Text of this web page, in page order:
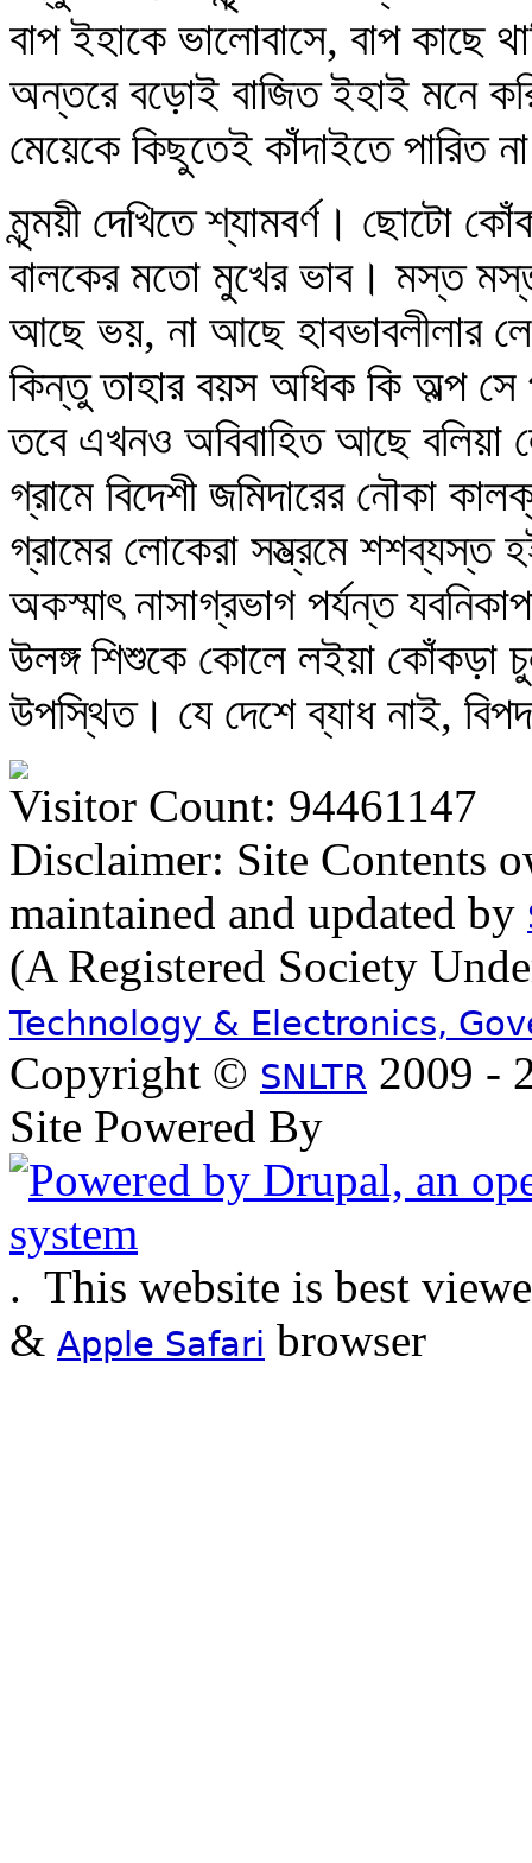
বাপ ইহাকে ভালোবাসে, বাপ কাছে
অন্তরে বড়োই বাজিত ইহাই মনে
মেয়েকে কিছুতেই কাঁদাইতে পারিত
মৃন্ময়ী দেখিতে শ্যামবর্ণ। ছোটো
বালকের মতো মুখের ভাব। মস্ত
আছে ভয়, না আছে হাবভাবলীলার
কিন্তু তাহার বয়স অধিক কি অল্প
তবে এখনও অবিবাহিত আছে বলিয়া
গ্রামে বিদেশী জমিদারের নৌকা
গ্রামের লোকেরা সম্ভ্রমে শশব্যস্ত
অকস্মাৎ নাসাগ্রভাগ পর্যন্ত
উলঙ্গ শিশুকে কোলে লইয়া কোঁকড়া
উপস্থিত। যে দেশে ব্যাধ নাই,
Visitor Count: 94461147
Disclaimer: Site Contents
maintained and updated by
(A Registered Society
Technology & Electronics,
Copyright © SNLTR 2009 -
Site Powered By
. This website is best
& Apple Safari browser